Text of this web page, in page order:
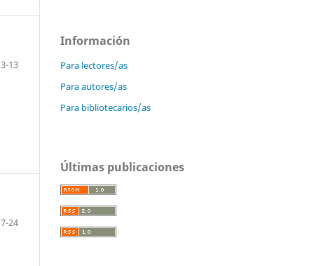
3-13
24
Información
Para lectores/as
Para autores/as
Para bibliotecarios/as
Últimas publicaciones